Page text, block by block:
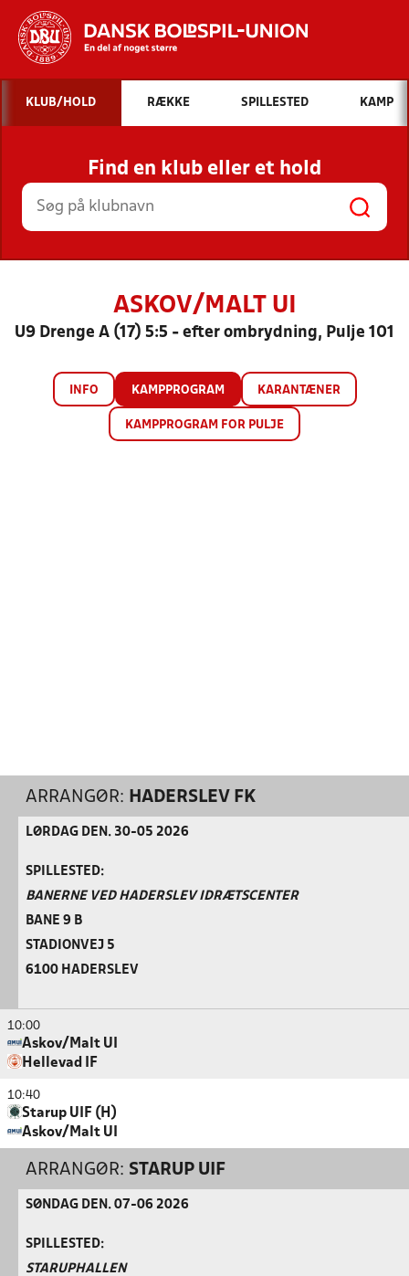
Hvad vil du søge efter?
INDHOLD OG NYHEDER
STILLINGER, RESULTATER, KLUBBER OG
HOLD
KLUB/HOLD RÆKKE SPILLESTED KAMP
Find en klub eller et hold
ASKOV/MALT UI
U9 Drenge A (17) 5:5 - efter ombrydning, Pulje 101
INFO KAMPPROGRAM KARANTÆNER
KAMPPROGRAM FOR PULJE
ARRANGØR: HADERSLEV FK
LØRDAG DEN. 30-05 2026
SPILLESTED:
BANERNE VED HADERSLEV IDRÆTSCENTER
BANE 9 B
STADIONVEJ 5
6100 HADERSLEV
10:00
Askov/Malt UI
Hellevad IF
10:40
Starup UIF (H)
Askov/Malt UI
ARRANGØR: STARUP UIF
SØNDAG DEN. 07-06 2026
SPILLESTED:
STARUPHALLEN